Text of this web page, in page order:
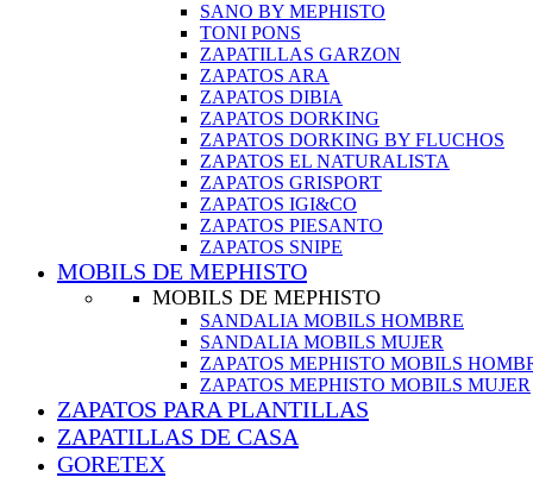
SANO BY MEPHISTO
TONI PONS
ZAPATILLAS GARZON
ZAPATOS ARA
ZAPATOS DIBIA
ZAPATOS DORKING
ZAPATOS DORKING BY FLUCHOS
ZAPATOS EL NATURALISTA
ZAPATOS GRISPORT
ZAPATOS IGI&CO
ZAPATOS PIESANTO
ZAPATOS SNIPE
MOBILS DE MEPHISTO
MOBILS DE MEPHISTO
SANDALIA MOBILS HOMBRE
SANDALIA MOBILS MUJER
ZAPATOS MEPHISTO MOBILS
ZAPATOS MEPHISTO MOBILS MUJER
ZAPATOS PARA PLANTILLAS
ZAPATILLAS DE CASA
GORETEX